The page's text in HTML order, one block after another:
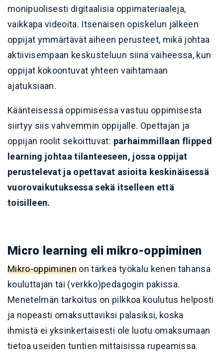
monipuolisesti digitaalisia oppimateriaaleja,
vaikkapa videoita. Itsenäisen opiskelun jälkeen
oppijat ymmärtävät aiheen perusteet, mikä johtaa
aktiivisempaan keskusteluun siinä vaiheessa, kun
oppijat kokoontuvat yhteen vaihtamaan
ajatuksiaan.
Käänteisessä oppimisessa vastuu oppimisesta
siirtyy siis vahvemmin oppijalle. Opettajan ja
oppijan roolit sekoittuvat: parhaimmillaan flipped
learning johtaa tilanteeseen, jossa oppijat
perustelevat ja opettavat asioita keskinäisessä
vuorovaikutuksessa sekä itselleen että
toisilleen.
Micro learning eli mikro-oppiminen
Mikro-oppiminen on tärkeä työkalu kenen tahansa
kouluttajan tai (verkko)pedagogin pakissa.
Menetelmän tarkoitus on pilkkoa koulutus helposti
ja nopeasti omaksuttaviksi palasiksi, koska
ihmistä ei yksinkertaisesti ole luotu omaksumaan
tietoa useiden tuntien mittaisissa rupeamissa.